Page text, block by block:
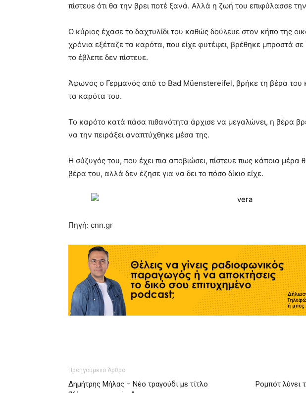
πίστευε ότι θα την βρει ποτέ ξανά. Αλλά η ζωή του επιφύλασσε
Ο κύριος έχασε το δαχτυλίδι του καθώς δούλευε στον κήπο της
χρόνια εξέταζε τα καρότα, που είχε φυτέψει, βρέθηκε μπροστά σε
το έβλεπε δεν πίστευε.
Άφωνος ο Γερμανός από το Bad Müenstereifel, βρήκε τη βέρα
τα καρότα του.
Το καρότο κατά πάσα πιθανότητα άρχισε να μεγαλώνει, η βέρα
να την πειράξει αναπτύχθηκε μέσα της.
Η σύζυγός του, που έχει πια αποβιώσει, πίστευε πως κάποια μέρα
βέρα του, αλλά δεν έζησε για να δει το πόσο δίκιο είχε.
Πηγή: cnn.gr
Προηγούμενο Άρθρο
Δημήτρης Μήλας – Νέο τραγούδι με τίτλο
Ρομπότ λύνει